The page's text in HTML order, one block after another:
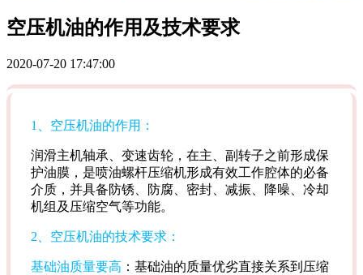
空压机油的作用及技术要求
2020-07-20 17:47:00
1、空压机油的作用：
润滑主机轴承、变速齿轮，在主、副转子之前形成保
护油膜，是喷油螺杆压缩机形成有效工作腔体的必备
介质，并具备防锈、防腐、密封、减振、降噪、冷却
机组及压缩空气等功能。
2、空压机油的技术要求：
基础油质量要高 ：基础油的质量优劣直接关系到压缩